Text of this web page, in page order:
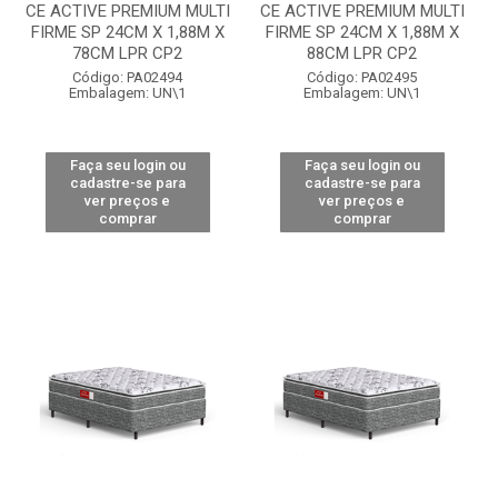
CE ACTIVE PREMIUM MULTI
FIRME SP 24CM X 1,88M X
78CM LPR CP2
Código: PA02494
Embalagem: UN\1
Faça seu login ou
cadastre-se para
ver preços e
comprar
CE ACTIVE PREMIUM MULTI
FIRME SP 24CM X 1,88M X
88CM LPR CP2
Código: PA02495
Embalagem: UN\1
Faça seu login ou
cadastre-se para
ver preços e
comprar